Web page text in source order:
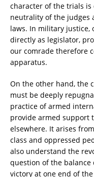
character of the trials is
neutrality of the judges
laws. In military justice,
directly as legislator,
our comrade therefore
apparatus.
On the other hand, the
must be deeply
practice of armed
provide armed support
elsewhere. It arises
class and oppressed
also understand the
question of the
victory at one end of